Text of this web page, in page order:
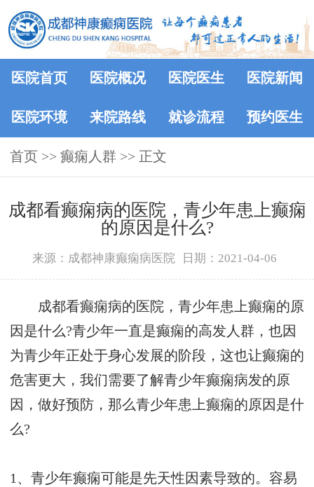
医院首页 医院概况 医院医生 医院新闻
医院环境 来院路线 就诊流程 预约医生
首页 >> 癫痫人群 >> 正文
成都看癫痫病的医院，青少年患上癫痫
的原因是什么?
来源：成都神康癫痫病医院 日期：2021-04-06
成都看癫痫病的医院，青少年患上癫痫的原
因是什么?青少年一直是癫痫的高发人群，也因
为青少年正处于身心发展的阶段，这也让癫痫的
危害更大，我们需要了解青少年癫痫病发的原
因，做好预防，那么青少年患上癫痫的原因是什
么?
1、青少年癫痫可能是先天性因素导致的。容易